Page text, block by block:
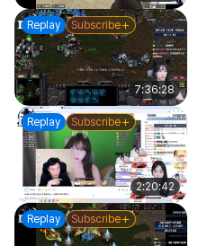
Replay Subscribe
7:36:28
Replay Subscribe
2:20:42
Replay Subscribe